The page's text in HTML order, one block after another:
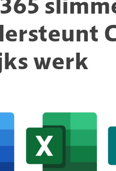
werk